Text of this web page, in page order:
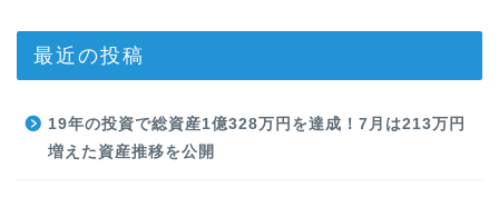
最近の投稿
19年の投資で総資産1億328万円を達成！7月は213万円
増えた資産推移を公開